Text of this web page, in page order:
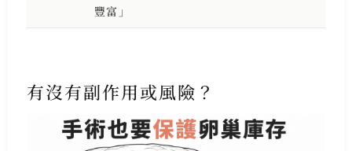
豐富」
有沒有副作用或風險？